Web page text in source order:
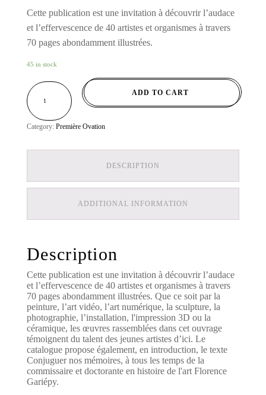
Cette publication est une invitation à découvrir l’audace
et l’effervescence de 40 artistes et organismes à travers
70 pages abondamment illustrées.
45 in stock
CATALOGUE
PREMIÈRE
11
/
2020
ADD TO CART
Category: Première Ovation
DESCRIPTION
ADDITIONAL INFORMATION
Description
Cette publication est une invitation à découvrir l’audace
et l’effervescence de 40 artistes et organismes à travers
70 pages abondamment illustrées. Que ce soit par la
peinture, l’art vidéo, l’art numérique, la sculpture, la
photographie, l’installation, l'impression 3D ou la
céramique, les œuvres rassemblées dans cet ouvrage
témoignent du talent des jeunes artistes d’ici. Le
catalogue propose également, en introduction, le texte
Conjuguer nos mémoires, à tous les temps de la
commissaire et doctorante en histoire de l'art Florence
Gariépy.